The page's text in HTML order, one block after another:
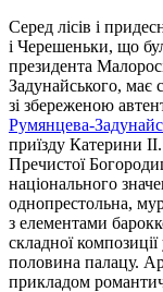
Серед лісів і
і Черешеньки, що
президента
Задунайського, має
зі збереженою
Румянцева-
приїзду Катерини
Пречистої
національного
однопрестольна,
з елементами
складної
половина палацу.
прикладом